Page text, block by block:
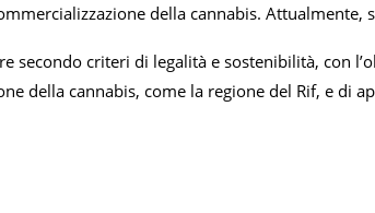
della cannabis. Attualmente,
secondo criteri di legalità e sostenibilità, con
della cannabis, come la regione del Rif, e di